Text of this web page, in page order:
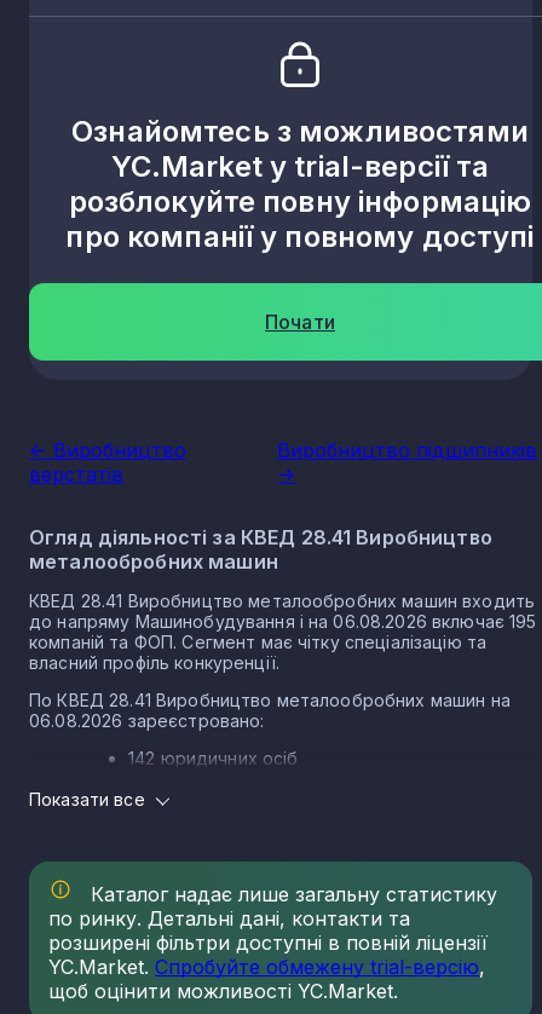
Ознайомтесь з можливостями
YC.Market у trial-версії та
розблокуйте повну інформацію
про компанії у повному доступі
Почати
<- Виробництво
верстатів
Виробництво підшипників
->
Огляд діяльності за КВЕД 28.41 Виробництво
металообробних машин
КВЕД 28.41 Виробництво металообробних машин входить
до напряму Машинобудування і на 06.08.2026 включає 195
компаній та ФОП. Сегмент має чітку спеціалізацію та
власний профіль конкуренції.
По КВЕД 28.41 Виробництво металообробних машин на
06.08.2026 зареєстровано:
142 юридичних осіб
Найбільша концентрація компаній по КВЕД 28.41
Виробництво металообробних машин на 06.08.2026
спостерігається у:
Харківська область - 31
м. Київ - 27
Показати все
Каталог надає лише загальну статистику
по ринку. Детальні дані, контакти та
розширені фільтри доступні в повній ліцензії
YC.Market. Спробуйте обмежену trial-версію,
щоб оцінити можливості YC.Market.